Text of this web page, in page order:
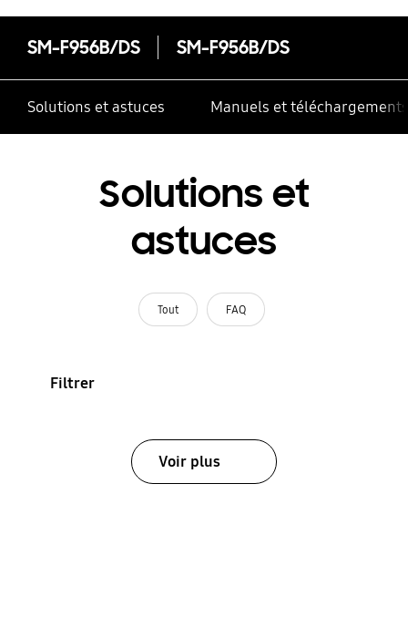
SM-F956B/DS SM-F956B/DS
Solutions et astuces Manuels et téléchargements
Solutions et
astuces
Tout FAQ
Filtrer
Voir plus